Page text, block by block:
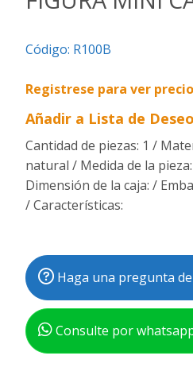
de
especiales
Código: R100B
Registrese para ver
Añadir a Lista de
Cantidad de piezas: 1 /
natural / Medida de la
Dimensión de la caja: /
/ Características:
Haga una pregunta
Consulte por